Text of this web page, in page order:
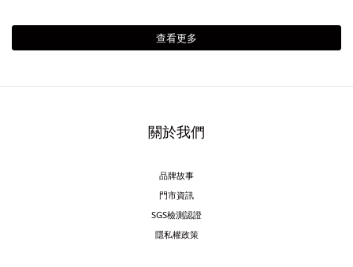
查看更多
關於我們
品牌故事
門市資訊
SGS檢測認證
隱私權政策